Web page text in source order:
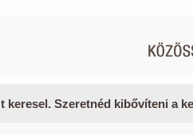
keresel. Szeretnéd kibővíteni a